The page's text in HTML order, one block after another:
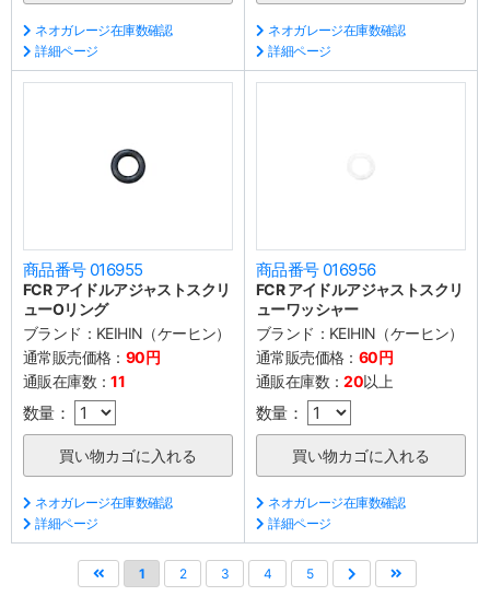
ネオガレージ在庫数確認
詳細ページ
ネオガレージ在庫数確認
詳細ページ
商品番号 016955
FCR アイドルアジャストスクリ
ューOリング
ブランド： KEIHIN（ケーヒン）
通常販売価格： 90円
通販在庫数：11
数量：
ネオガレージ在庫数確認
詳細ページ
商品番号 016956
FCR アイドルアジャストスクリ
ューワッシャー
ブランド： KEIHIN（ケーヒン）
通常販売価格： 60円
通販在庫数：20以上
数量：
ネオガレージ在庫数確認
詳細ページ
1 2 3 4 5